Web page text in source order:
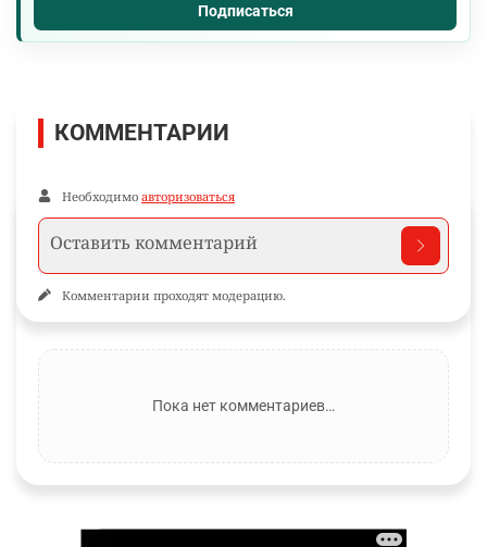
Подписаться
КОММЕНТАРИИ
Необходимо авторизоваться
Комментарии проходят модерацию.
Пока нет комментариев…